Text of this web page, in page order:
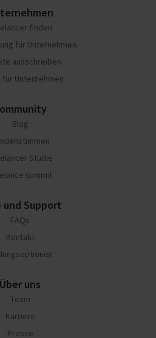
finden
für Unternehmen
ausschreiben
Unternehmen
Blog
Studie
summit
und Support
FAQs
Kontakt
Über uns
Team
Karriere
Presse